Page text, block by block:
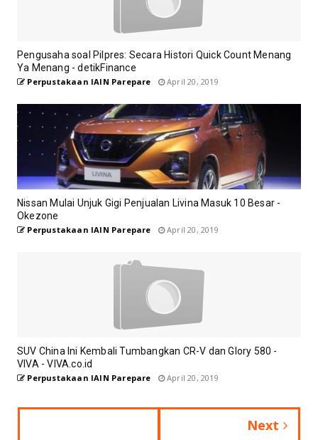
Pengusaha soal Pilpres: Secara Histori Quick Count Menang
Ya Menang - detikFinance
Perpustakaan IAIN Parepare April 20, 2019
Nissan Mulai Unjuk Gigi Penjualan Livina Masuk 10 Besar -
Okezone
Perpustakaan IAIN Parepare April 20, 2019
SUV China Ini Kembali Tumbangkan CR-V dan Glory 580 -
VIVA - VIVA.co.id
Perpustakaan IAIN Parepare April 20, 2019
Next